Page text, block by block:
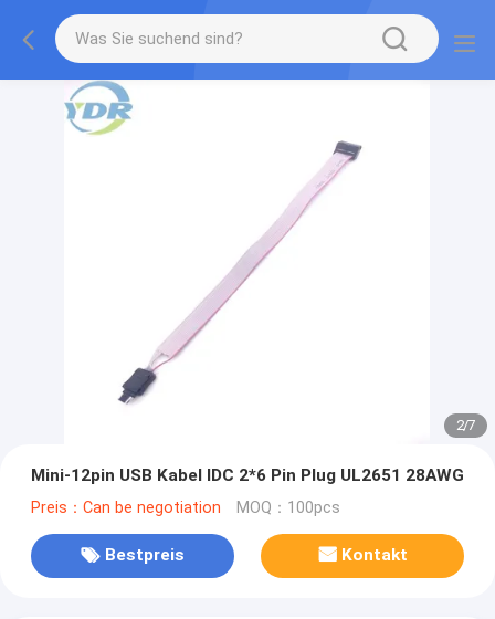
2/7
Mini-12pin USB Kabel IDC 2*6 Pin Plug UL2651 28AWG
Preis：Can be negotiation MOQ：100pcs
Bestpreis Kontakt